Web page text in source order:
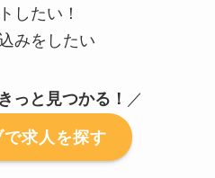
したい！
みをしたい
っと見つかる！ ／
で求人を探す